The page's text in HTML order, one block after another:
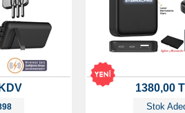
1380,00
Stok